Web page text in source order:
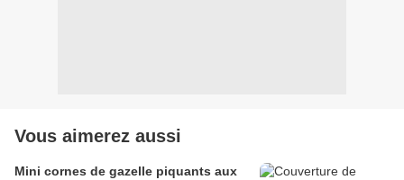
Vous aimerez aussi
Mini cornes de gazelle piquants aux